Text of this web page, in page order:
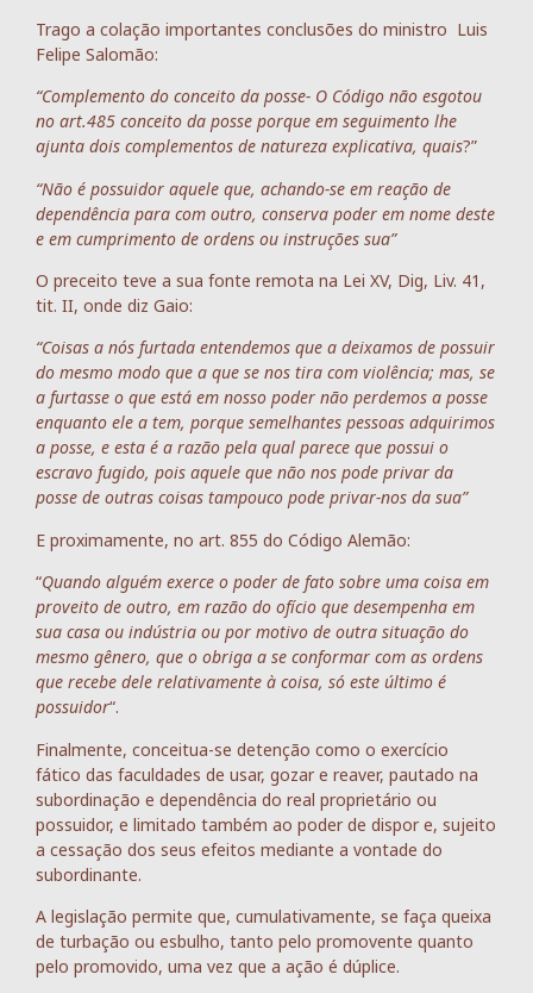
Trago a colação importantes conclusões do ministro Luis
Felipe Salomão:
“Complemento do conceito da posse- O Código não esgotou
no art.485 conceito da posse porque em seguimento lhe
ajunta dois complementos de natureza explicativa, quais?”
“Não é possuidor aquele que, achando-se em reação de
dependência para com outro, conserva poder em nome deste
e em cumprimento de ordens ou instruções sua”
O preceito teve a sua fonte remota na Lei XV, Dig, Liv. 41,
tit. II, onde diz Gaio:
“Coisas a nós furtada entendemos que a deixamos de possuir
do mesmo modo que a que se nos tira com violência; mas, se
a furtasse o que está em nosso poder não perdemos a posse
enquanto ele a tem, porque semelhantes pessoas adquirimos
a posse, e esta é a razão pela qual parece que possui o
escravo fugido, pois aquele que não nos pode privar da
posse de outras coisas tampouco pode privar-nos da sua”
E proximamente, no art. 855 do Código Alemão:
“Quando alguém exerce o poder de fato sobre uma coisa em
proveito de outro, em razão do ofício que desempenha em
sua casa ou indústria ou por motivo de outra situação do
mesmo gênero, que o obriga a se conformar com as ordens
que recebe dele relativamente à coisa, só este último é
possuidor“.
Finalmente, conceitua-se detenção como o exercício
fático das faculdades de usar, gozar e reaver, pautado na
subordinação e dependência do real proprietário ou
possuidor, e limitado também ao poder de dispor e, sujeito
a cessação dos seus efeitos mediante a vontade do
subordinante.
A legislação permite que, cumulativamente, se faça queixa
de turbação ou esbulho, tanto pelo promovente quanto
pelo promovido, uma vez que a ação é dúplice.